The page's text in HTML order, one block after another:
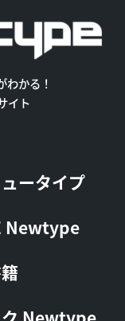
わかる！
イト
ータイプ
Newtype